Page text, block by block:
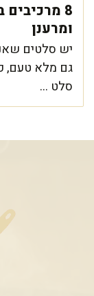
8
ומרענן
יש סלטים
גם מלא טעם,
סלט ...